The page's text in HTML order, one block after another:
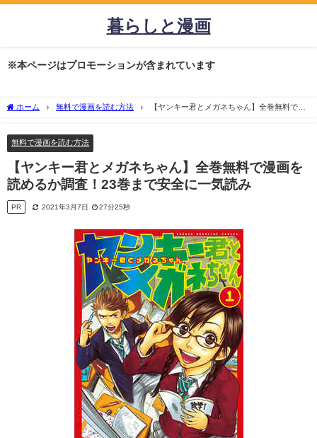
暮らしと漫画
※本ページはプロモーションが含まれています
ホーム 無料で漫画を読む方法
【ヤンキー君とメガネちゃん】全巻無料で漫
無料で漫画を読む方法
【ヤンキー君とメガネちゃん】全巻無料で漫画を
読めるか調査！23巻まで安全に一気読み
PR 2021年3月7日 27分25秒